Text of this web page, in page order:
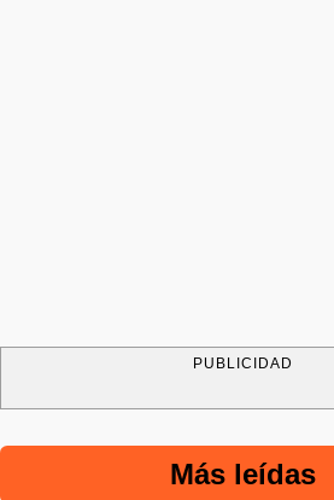
PUBLICIDAD
Más leídas